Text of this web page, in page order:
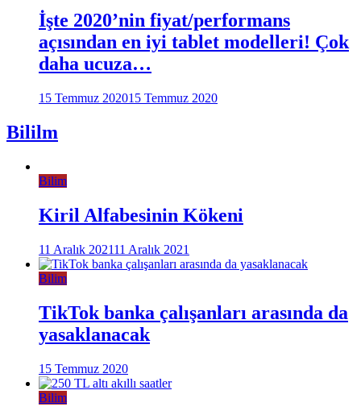
İşte 2020’nin fiyat/performans
açısından en iyi tablet modelleri! Çok
daha ucuza…
15 Temmuz 202015 Temmuz 2020
Bililm
Bilim
Kiril Alfabesinin Kökeni
11 Aralık 202111 Aralık 2021
Bilim
TikTok banka çalışanları arasında da
yasaklanacak
15 Temmuz 2020
Bilim